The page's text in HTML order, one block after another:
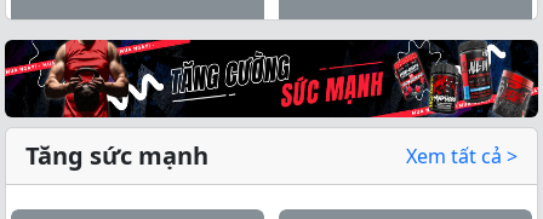
Xem tất cả →
Tăng sức mạnh Xem tất cả >